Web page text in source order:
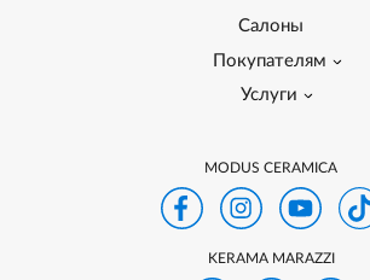
Салоны
Покупателям
Услуги
MODUS CERAMICA
KERAMA MARAZZI